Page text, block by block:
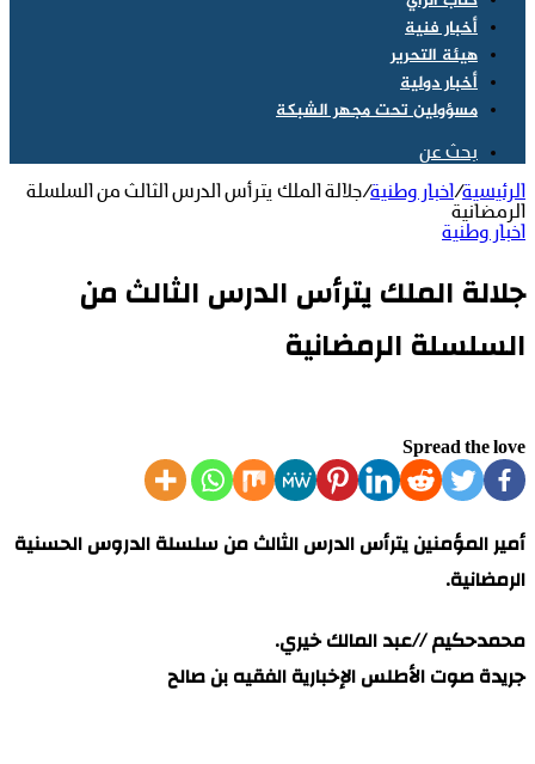
أخبار فنية
هيئة التحرير
أخبار دولية
مسؤولين تحت مجهر الشبكة
بحث عن
الرئيسية/ اخبار وطنية/جلالة الملك يترأس الدرس الثالث من السلسلة
الرمضانية
اخبار وطنية
جلالة الملك يترأس الدرس الثالث من
السلسلة الرمضانية
Spread the love
أمير المؤمنين يترأس الدرس الثالث من سلسلة الدروس الحسنية
الرمضانية.
محمدحكيم //عبد المالك خيري.
جريدة صوت الأطلس الإخبارية الفقيه بن صالح